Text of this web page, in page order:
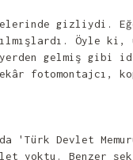
gizliydi.
Öyle ki,
gelmiş gibi idi.
fotomontajcı,
'Türk Devlet
yoktu. Benzer